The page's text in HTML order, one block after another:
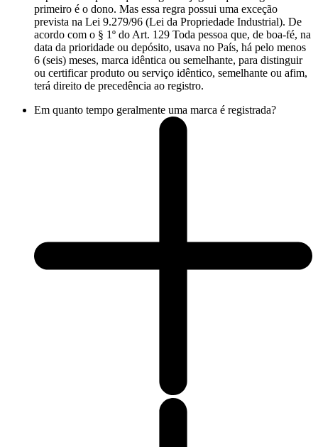
primeiro é o dono. Mas essa regra possui uma exceção
prevista na Lei 9.279/96 (Lei da Propriedade Industrial). De
acordo com o § 1º do Art. 129 Toda pessoa que, de boa-fé, na
data da prioridade ou depósito, usava no País, há pelo menos
6 (seis) meses, marca idêntica ou semelhante, para distinguir
ou certificar produto ou serviço idêntico, semelhante ou afim,
terá direito de precedência ao registro.
Em quanto tempo geralmente uma marca é registrada?